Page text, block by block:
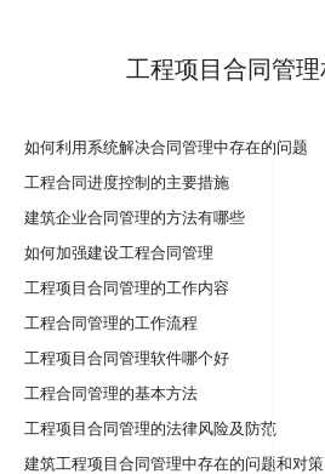
工程项目合同管
如何利用系统解决合同管理中存在的问题
工程合同进度控制的主要措施
建筑企业合同管理的方法有哪些
如何加强建设工程合同管理
工程项目合同管理的工作内容
工程合同管理的工作流程
工程项目合同管理软件哪个好
工程合同管理的基本方法
工程项目合同管理的法律风险及防范
建筑工程项目合同管理中存在的问题和对策